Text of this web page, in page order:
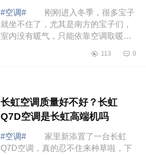
#空调#
刚刚进入冬季，很多宝子
就坐不住了，尤其是南方的宝子们，
室内没有暖气，只能依靠空调取暖。
得买？tcl空调质量差吗 tcl空调值
113 0
长虹空调质量好不好？长虹
Q7D空调是长虹高端机吗
#空调#
家里新添置了一台长虹
Q7D空调，真的忍不住来种草啦，下